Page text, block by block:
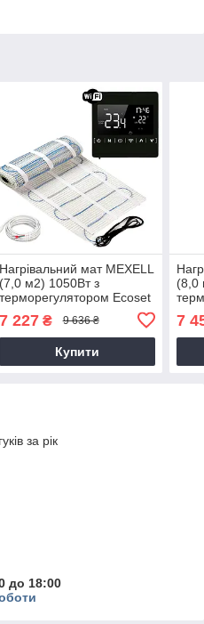
Нагрівальний мат MEXELL
(7,0 м2) 1050Вт з
терморегулятором Ecoset
7 227₴ 9 636 ₴
Купити
(8,0
7
за рік
до 18:00